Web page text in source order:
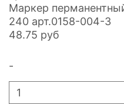
Маркер
240 арт.0158-004-3
48.75 руб
-